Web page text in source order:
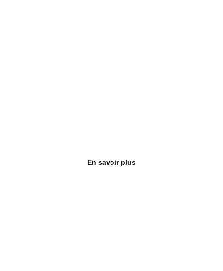
En savoir plus